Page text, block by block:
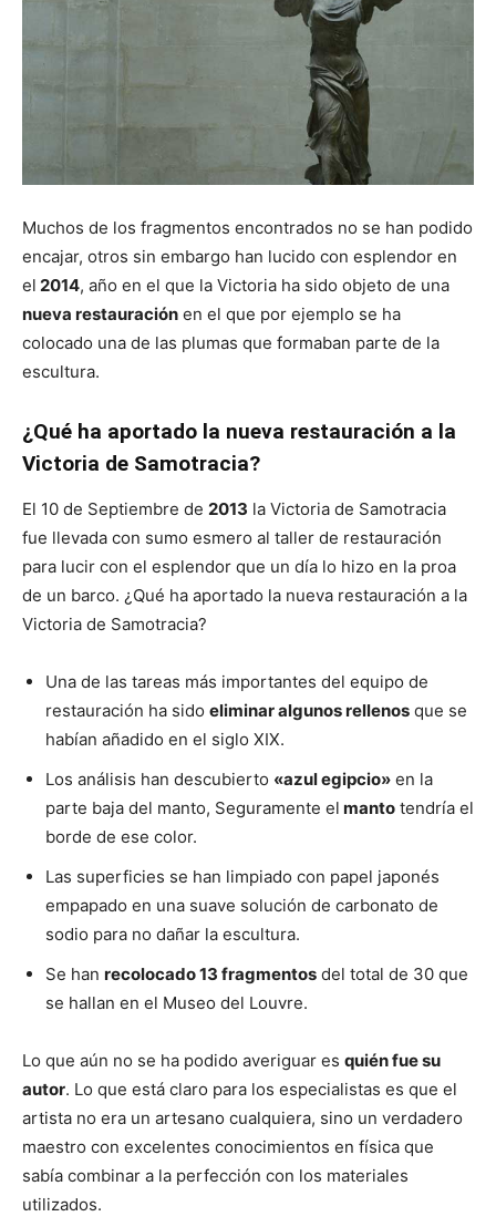
Muchos de los fragmentos encontrados no se han podido
encajar, otros sin embargo han lucido con esplendor en
el 2014, año en el que la Victoria ha sido objeto de una
nueva restauración en el que por ejemplo se ha
colocado una de las plumas que formaban parte de la
escultura.
¿Qué ha aportado la nueva restauración a la
Victoria de Samotracia?
El 10 de Septiembre de 2013 la Victoria de Samotracia
fue llevada con sumo esmero al taller de restauración
para lucir con el esplendor que un día lo hizo en la proa
de un barco. ¿Qué ha aportado la nueva restauración a la
Victoria de Samotracia?
Una de las tareas más importantes del equipo de
restauración ha sido eliminar algunos rellenos que se
habían añadido en el siglo XIX.
Los análisis han descubierto «azul egipcio» en la
parte baja del manto, Seguramente el manto tendría el
borde de ese color.
Las superficies se han limpiado con papel japonés
empapado en una suave solución de carbonato de
sodio para no dañar la escultura.
Se han recolocado 13 fragmentos del total de 30 que
se hallan en el Museo del Louvre.
Lo que aún no se ha podido averiguar es quién fue su
autor. Lo que está claro para los especialistas es que el
artista no era un artesano cualquiera, sino un verdadero
maestro con excelentes conocimientos en física que
sabía combinar a la perfección con los materiales
utilizados.